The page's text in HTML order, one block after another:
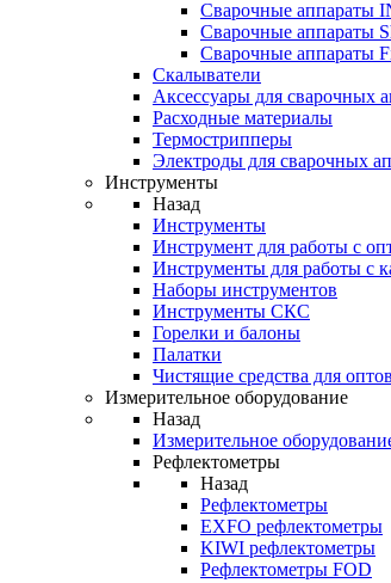
Сварочные аппараты
Сварочные аппараты
Cварочные аппараты
Скалыватели
Аксессуары для сварочных
Расходные материалы
Термострипперы
Электроды для сварочных
Инструменты
Назад
Инструменты
Инструмент для работы с
Инструменты для работы с
Наборы инструментов
Инструменты СКС
Горелки и балоны
Палатки
Чистящие средства для
Измерительное оборудование
Назад
Измерительное
Рефлектометры
Назад
Рефлектометры
EXFO рефлектометры
KIWI рефлектометры
Рефлектометры FOD